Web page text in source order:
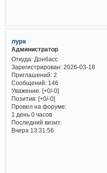
лурк
Администратор
Откуда:Донбасс
Зарегистрирован: 2026-03-18
Приглашений:2
Сообщений:146
Уважение: [+0/-0]
Позитив: [+0/-0]
Провел на форуме:
1 день 0 часов
Последний визит:
Вчера 13:31:56